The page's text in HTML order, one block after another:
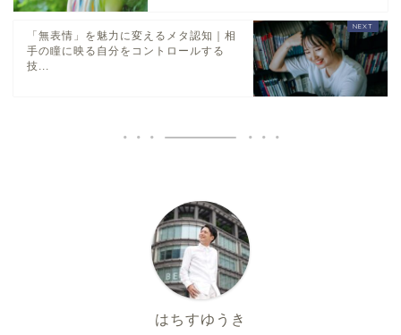
「無表情」を魅力に変えるメタ認知｜相
手の瞳に映る自分をコントロールする
技...
はちすゆうき